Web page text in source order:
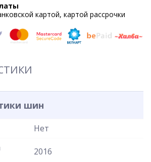
картой, картой рассрочки
шин
Нет
2016